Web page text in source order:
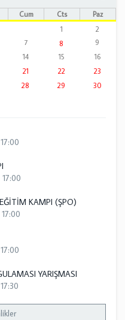
Cum Cts
Paz
1
2
7 8
9
14 15
16
21 22
23
28 29
30
KAMPI (ŞPO)
YARIŞMASI